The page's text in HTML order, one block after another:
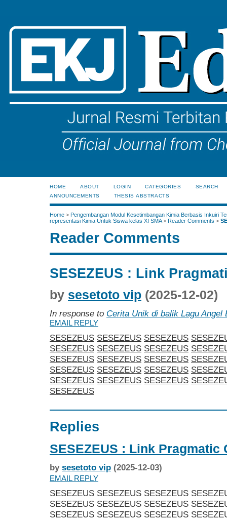
HOME ABOUT LOGIN CATEGORIES
SEARCH
ANNOUNCEMENTS
THESIS ABSTRACTS
Home > Pengembangan Modul Kesetimbangan Kimia Berbasis Inkuiri
representasi Kimia Untuk Siswa kelas XI SMA> Reader Comments >
Reader Comments
SESEZEUS : Link
by sesetoto vip (2025-12-02)
In response to Cerita Unik di balik Lagu Angel
EMAIL REPLY
SESEZEUS SESEZEUS SESEZEUS
SESEZEUS SESEZEUS SESEZEUS
SESEZEUS SESEZEUS SESEZEUS
SESEZEUS SESEZEUS SESEZEUS
SESEZEUS SESEZEUS SESEZEUS
SESEZEUS
Replies
SESEZEUS : Link Pragmatic
by sesetoto vip (2025-12-03)
EMAIL REPLY
SESEZEUS SESEZEUS SESEZEUS
SESEZEUS SESEZEUS SESEZEUS
SESEZEUS SESEZEUS SESEZEUS